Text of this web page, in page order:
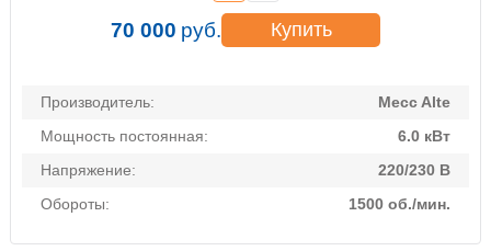
Производитель:
Mecc Alte
Мощность постоянная:
6.0 кВт
Напряжение:
220/230 В
Обороты:
1500 об./мин.
70 000 руб. Купить